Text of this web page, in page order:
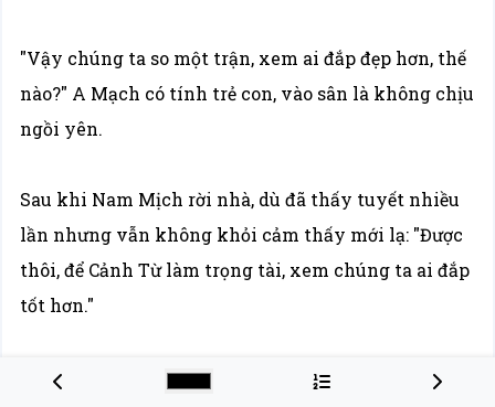
"Vậy chúng ta so một trận, xem ai đắp đẹp hơn, thế
nào?" A Mạch có tính trẻ con, vào sân là không chịu
ngồi yên.
Sau khi Nam Mịch rời nhà, dù đã thấy tuyết nhiều
lần nhưng vẫn không khỏi cảm thấy mới lạ: "Được
thôi, để Cảnh Từ làm trọng tài, xem chúng ta ai đắp
tốt hơn."
Cảnh Từ nhìn hai người bọn họ mỗi người chọn một